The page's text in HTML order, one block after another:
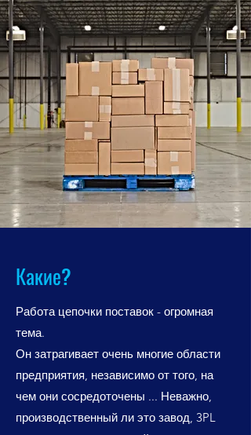
Какие?
Работа цепочки поставок - огромная
тема.
Он затрагивает очень многие области
предприятия, независимо от того, на
чем они сосредоточены ... Неважно,
производственный ли это завод, 3PL